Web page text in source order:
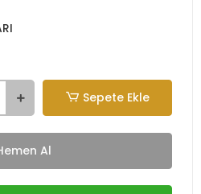
Sepete Ekle
Al